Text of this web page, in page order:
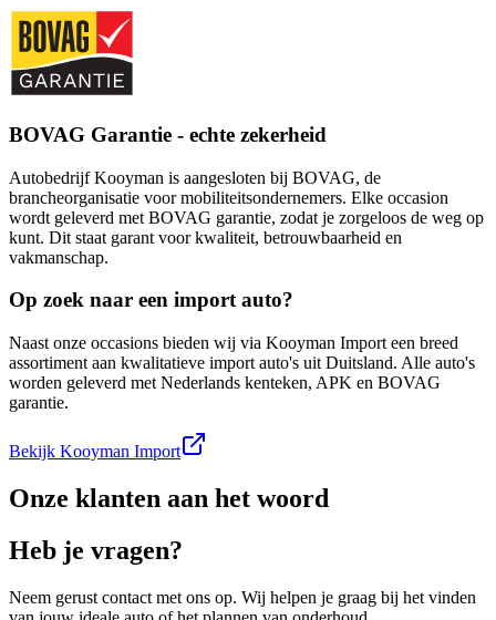
BOVAG Garantie - echte zekerheid
Autobedrijf Kooyman is aangesloten bij BOVAG, de
brancheorganisatie voor mobiliteitsondernemers. Elke occasion
wordt geleverd met BOVAG garantie, zodat je zorgeloos de weg op
kunt. Dit staat garant voor kwaliteit, betrouwbaarheid en
vakmanschap.
Op zoek naar een import auto?
Naast onze occasions bieden wij via Kooyman Import een breed
assortiment aan kwalitatieve import auto's uit Duitsland. Alle auto's
worden geleverd met Nederlands kenteken, APK en BOVAG
garantie.
Bekijk Kooyman Import
Onze klanten aan het woord
Heb je vragen?
Neem gerust contact met ons op. Wij helpen je graag bij het vinden